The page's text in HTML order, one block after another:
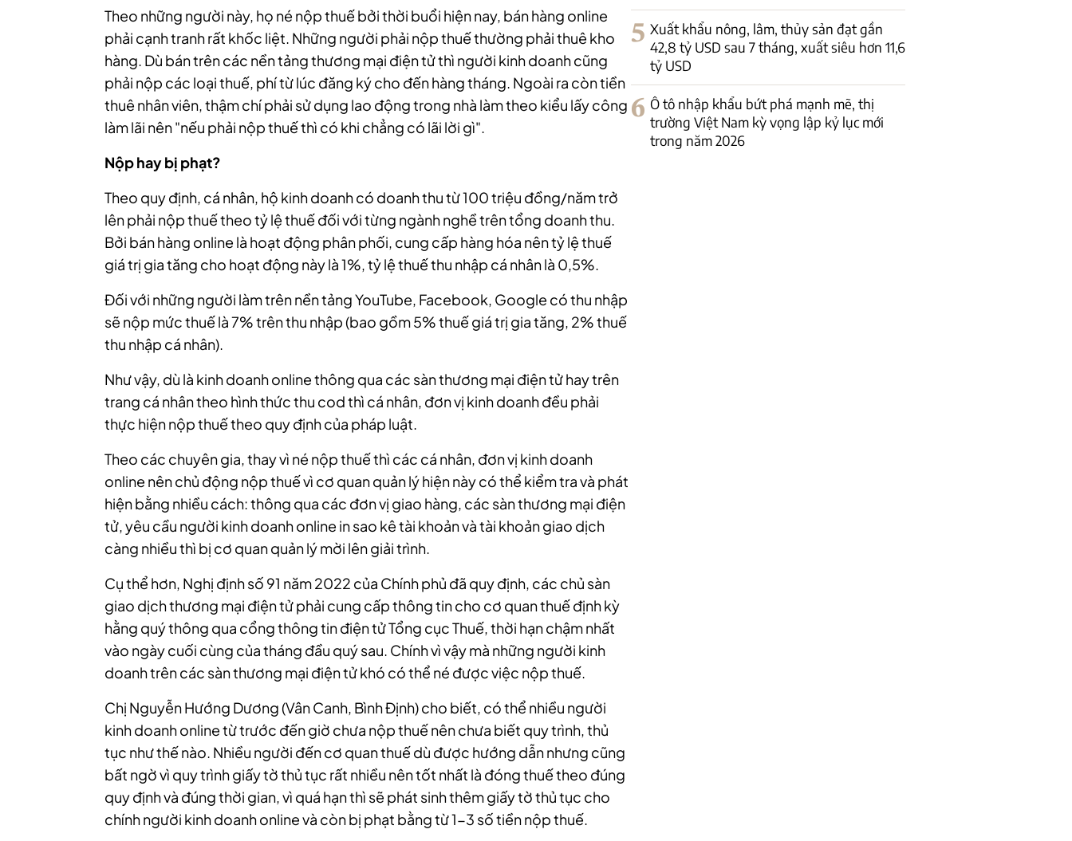
Theo những người này, họ né nộp thuế bởi thời buổi hiện nay, bán hàng online
phải cạnh tranh rất khốc liệt. Những người phải nộp thuế thường phải thuê kho
hàng. Dù bán trên các nền tảng thương mại điện tử thì người kinh doanh cũng
phải nộp các loại thuế, phí từ lúc đăng ký cho đến hàng tháng. Ngoài ra còn tiền
thuê nhân viên, thậm chí phải sử dụng lao động trong nhà làm theo kiểu lấy công
làm lãi nên "nếu phải nộp thuế thì có khi chẳng có lãi lời gì".
Nộp hay bị phạt?
Theo quy định, cá nhân, hộ kinh doanh có doanh thu từ 100 triệu đồng/năm trở
lên phải nộp thuế theo tỷ lệ thuế đối với từng ngành nghề trên tổng doanh thu.
Bởi bán hàng online là hoạt động phân phối, cung cấp hàng hóa nên tỷ lệ thuế
giá trị gia tăng cho hoạt động này là 1%, tỷ lệ thuế thu nhập cá nhân là 0,5%.
Đối với những người làm trên nền tảng YouTube, Facebook, Google có thu nhập
sẽ nộp mức thuế là 7% trên thu nhập (bao gồm 5% thuế giá trị gia tăng, 2% thuế
thu nhập cá nhân).
Như vậy, dù là kinh doanh online thông qua các sàn thương mại điện tử hay trên
trang cá nhân theo hình thức thu cod thì cá nhân, đơn vị kinh doanh đều phải
thực hiện nộp thuế theo quy định của pháp luật.
Theo các chuyên gia, thay vì né nộp thuế thì các cá nhân, đơn vị kinh doanh
online nên chủ động nộp thuế vì cơ quan quản lý hiện này có thể kiểm tra và phát
hiện bằng nhiều cách: thông qua các đơn vị giao hàng, các sàn thương mại điện
tử, yêu cầu người kinh doanh online in sao kê tài khoản và tài khoản giao dịch
càng nhiều thì bị cơ quan quản lý mời lên giải trình.
Cụ thể hơn, Nghị định số 91 năm 2022 của Chính phủ đã quy định, các chủ sàn
giao dịch thương mại điện tử phải cung cấp thông tin cho cơ quan thuế định kỳ
hằng quý thông qua cổng thông tin điện tử Tổng cục Thuế, thời hạn chậm nhất
vào ngày cuối cùng của tháng đầu quý sau. Chính vì vậy mà những người kinh
doanh trên các sàn thương mại điện tử khó có thể né được việc nộp thuế.
Chị Nguyễn Hướng Dương (Vân Canh, Bình Định) cho biết, có thể nhiều người
kinh doanh online từ trước đến giờ chưa nộp thuế nên chưa biết quy trình, thủ
tục như thế nào. Nhiều người đến cơ quan thuế dù được hướng dẫn nhưng cũng
bất ngờ vì quy trình giấy tờ thủ tục rất nhiều nên tốt nhất là đóng thuế theo đúng
quy định và đúng thời gian, vì quá hạn thì sẽ phát sinh thêm giấy tờ thủ tục cho
chính người kinh doanh online và còn bị phạt bằng từ 1-3 số tiền nộp thuế.
5 Xuất khẩu nông, lâm, thủy sản đạt gần
42,8 tỷ USD sau 7 tháng, xuất siêu hơn 11,6
tỷ USD
6 Ô tô nhập khẩu bứt phá mạnh mẽ, thị
trường Việt Nam kỳ vọng lập kỷ lục mới
trong năm 2026